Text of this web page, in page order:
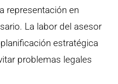
representación en
La labor del asesor
estratégica
problemas legales